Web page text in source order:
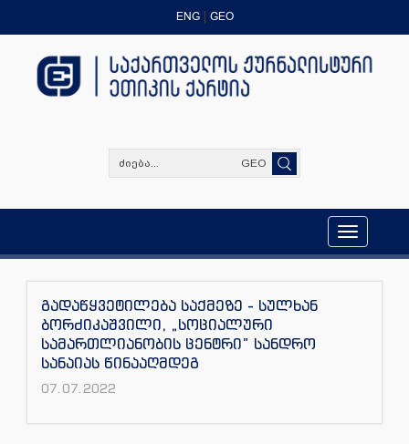
ENG GEO
GEO
Toggle
navigation
გადაწყვეტილება საქმეზე - სულხან
ბორძიკაშვილი, „სოციალური
სამართლიანობის ცენტრი” სანდრო
სანაიას წინააღმდეგ
07.07.2022